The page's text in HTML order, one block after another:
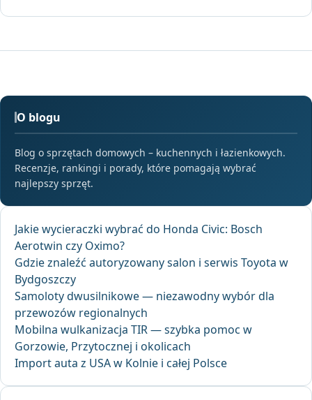
O blogu
Blog o sprzętach domowych – kuchennych i łazienkowych.
Recenzje, rankingi i porady, które pomagają wybrać
najlepszy sprzęt.
Jakie wycieraczki wybrać do Honda Civic: Bosch
Aerotwin czy Oximo?
Gdzie znaleźć autoryzowany salon i serwis Toyota w
Bydgoszczy
Samoloty dwusilnikowe — niezawodny wybór dla
przewozów regionalnych
Mobilna wulkanizacja TIR — szybka pomoc w
Gorzowie, Przytocznej i okolicach
Import auta z USA w Kolnie i całej Polsce